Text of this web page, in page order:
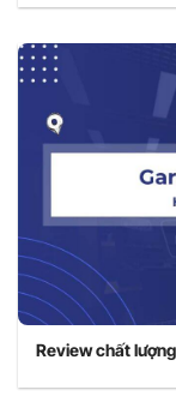
Review chất